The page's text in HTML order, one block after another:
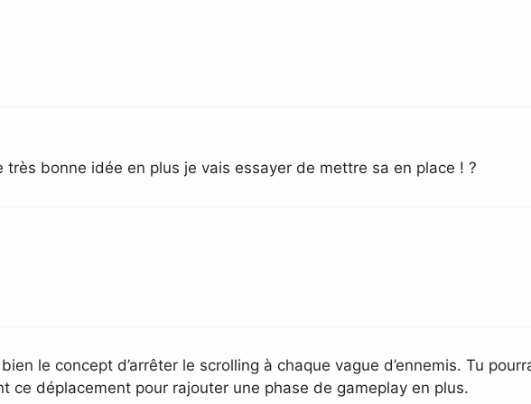
bonne idée en plus je vais essayer de mettre sa en place ! ?
le concept d’arrêter le scrolling à chaque vague d’ennemis. Tu
ce déplacement pour rajouter une phase de gameplay en plus.